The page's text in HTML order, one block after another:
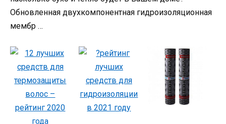
Обновленная двухкомпонентная гидроизоляционная
мембр …